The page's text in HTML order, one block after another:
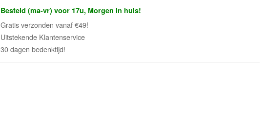
Besteld (ma-vr) voor 17u, Morgen in huis!
Gratis verzonden vanaf €49!
Uitstekende Klantenservice
30 dagen bedenktijd!